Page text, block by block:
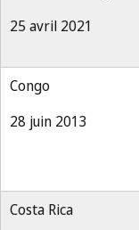
25 avril 2021
Congo
28 juin 2013
Costa Rica